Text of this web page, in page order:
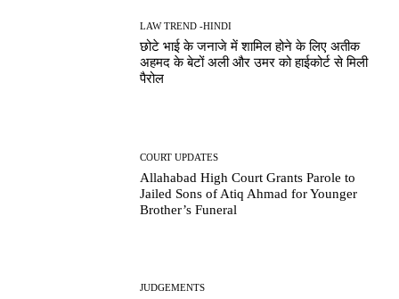
LAW TREND -HINDI
छोटे भाई के जनाजे में शामिल होने के लिए अतीक
अहमद के बेटों अली और उमर को हाईकोर्ट से मिली
पैरोल
COURT UPDATES
Allahabad High Court Grants Parole to
Jailed Sons of Atiq Ahmad for Younger
Brother’s Funeral
JUDGEMENTS